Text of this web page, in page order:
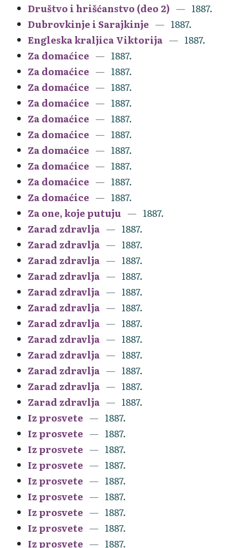
Društvo i hrišćanstvo (deo 2)
1887.
Dubrovkinje i Sarajkinje
1887.
Engleska kraljica Viktorija
1887.
Za domaćice
1887.
Za domaćice
1887.
Za domaćice
1887.
Za domaćice
1887.
Za domaćice
1887.
Za domaćice
1887.
Za domaćice
1887.
Za domaćice
1887.
Za domaćice
1887.
Za domaćice
1887.
Za one, koje putuju
1887.
Zarad zdravlja
1887.
Zarad zdravlja
1887.
Zarad zdravlja
1887.
Zarad zdravlja
1887.
Zarad zdravlja
1887.
Zarad zdravlja
1887.
Zarad zdravlja
1887.
Zarad zdravlja
1887.
Zarad zdravlja
1887.
Zarad zdravlja
1887.
Zarad zdravlja
1887.
Zarad zdravlja
1887.
Iz prosvete
1887.
Iz prosvete
1887.
Iz prosvete
1887.
Iz prosvete
1887.
Iz prosvete
1887.
Iz prosvete
1887.
Iz prosvete
1887.
Iz prosvete
1887.
Iz prosvete
1887.